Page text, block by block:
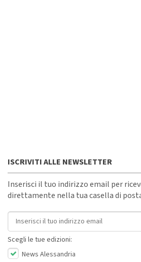
ISCRIVITI ALLE NEWSLETTER
Inserisci il tuo indirizzo email per
direttamente nella tua casella di
Indirizzo email
Scegli le tue edizioni:
News Alessandria